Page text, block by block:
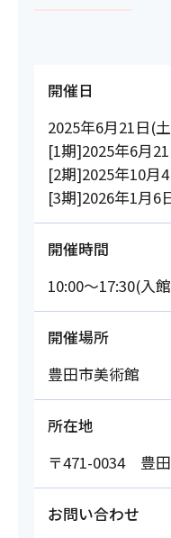
開催日
2025年6月21日(
[1期]2025年6月
[2期]2025年10月
[3期]2026年1月6
開催時間
10:00～17:30(入
開催場所
豊田市美術館
所在地
〒471-0034 豊
お問い合わせ